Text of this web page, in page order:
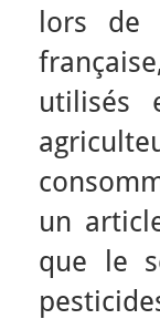
lors de
utilisés
un
que le